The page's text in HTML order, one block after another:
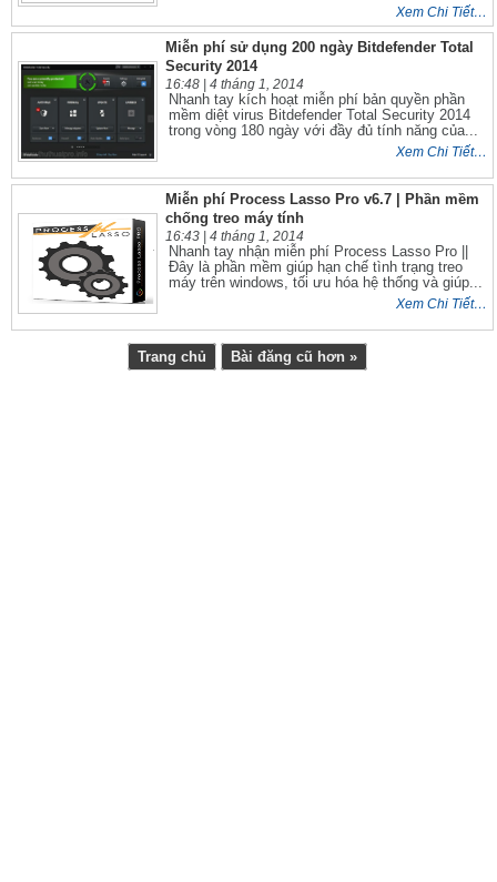
Xem Chi Tiết…
Miễn phí sử dụng 200 ngày Bitdefender Total
Security 2014
16:48 | 4 tháng 1, 2014
Nhanh tay kích hoạt miễn phí bản quyền phần
mềm diệt virus Bitdefender Total Security 2014
trong vòng 180 ngày với đầy đủ tính năng của...
Xem Chi Tiết…
Miễn phí Process Lasso Pro v6.7 | Phần mềm
chống treo máy tính
16:43 | 4 tháng 1, 2014
Nhanh tay nhận miễn phí Process Lasso Pro ||
Đây là phần mềm giúp hạn chế tình trạng treo
máy trên windows, tối ưu hóa hệ thống và giúp...
Xem Chi Tiết…
Trang chủ Bài đăng cũ hơn »